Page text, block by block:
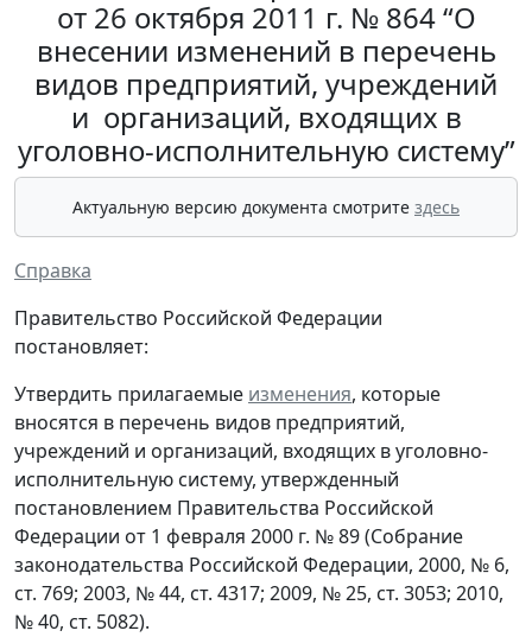
от 26 октября 2011 г. № 864 “О
внесении изменений в перечень
видов предприятий, учреждений
и организаций, входящих в
уголовно-исполнительную систему”
Актуальную версию документа смотрите здесь
Справка
Правительство Российской Федерации
постановляет:
Утвердить прилагаемые изменения, которые
вносятся в перечень видов предприятий,
учреждений и организаций, входящих в уголовно-
исполнительную систему, утвержденный
постановлением Правительства Российской
Федерации от 1 февраля 2000 г. № 89 (Собрание
законодательства Российской Федерации, 2000, № 6,
ст. 769; 2003, № 44, ст. 4317; 2009, № 25, ст. 3053; 2010,
№ 40, ст. 5082).